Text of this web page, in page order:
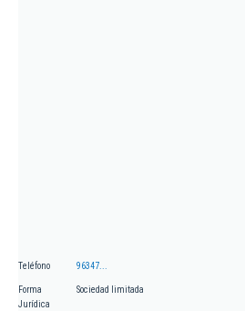
Teléfono 96347...
Forma
Jurídica
Sociedad limitada